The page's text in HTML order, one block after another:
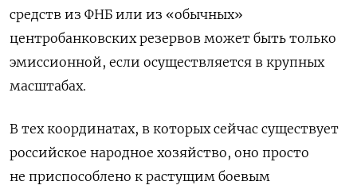
средств из ФНБ или из «обычных»
центробанковских резервов может быть только
эмиссионной, если осуществляется в крупных
масштабах.
В тех координатах, в которых сейчас существует
российское народное хозяйство, оно просто
не приспособлено к растущим боевым